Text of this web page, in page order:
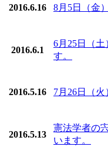
2016.6.16 8月5日（金
2016.6.1
6月25日（
す。
2016.5.16 7月26日（
2016.5.13
憲法学者の
います。